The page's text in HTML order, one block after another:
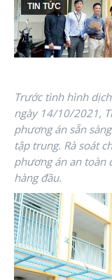
TIN TỨC
Trước tình hình
ngày 14/10/2021,
phương án sẵn
tập trung. Rà soát
phương án an toàn
hàng đầu.